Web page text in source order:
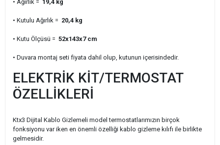
• Ağırlık = 19,4 kg
• Kutulu Ağırlık = 20,4 kg
• Kutu Ölçüsü = 52x143x7 cm
• Duvara montaj seti fiyata dahil olup, kutunun içerisindedir.
ELEKTRİK KİT/TERMOSTAT
ÖZELLİKLERİ
Ktx3 Dijital Kablo Gizlemeli model termostatlarımızın birçok
fonksiyonu var iken en önemli özelliği kablo gizleme kılıfı ile birlikte
gelmesidir.